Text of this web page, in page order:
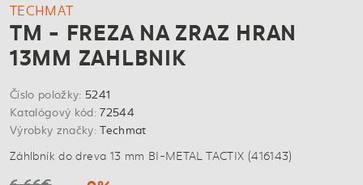
TECHMAT
TM - FREZA NA ZRAZ HRAN
13MM ZAHLBNIK
Číslo položky: 5241
Katalógový kód:72544
Výrobky značky:Techmat
Záhlbník do dreva 13 mm BI-METAL TACTIX (416143)